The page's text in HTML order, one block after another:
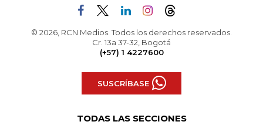
© 2026, RCN Medios. Todos los derechos reservados.
Cr. 13a 37-32, Bogotá
(+57) 1 4227600
SUSCRÍBASE
TODAS LAS SECCIONES